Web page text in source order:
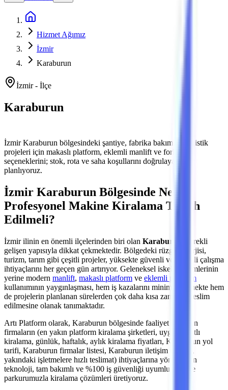
Hizmet Ağımız
İzmir
Karaburun
İzmir- İlçe
Karaburun
İzmir Karaburun bölgesindeki şantiye, fabrika bakımı ve lojistik
projeleri için makaslı platform, eklemli manlift ve forklift
seçeneklerini; stok, rota ve saha koşullarını doğrulayarak
planlıyoruz.
İzmir Karaburun Bölgesinde Neden
Profesyonel Makine Kiralama Tercih
Edilmeli?
İzmirilinin en önemli ilçelerinden biri olan Karaburun
, sürekli
gelişen yapısıyla dikkat çekmektedir. Bölgedeki rüzgar enerjisi,
turizm, tarım gibi çeşitli projeler, yüksekte güvenli ve verimli çalışma
ihtiyaçlarını her geçen gün artırıyor. Geleneksel iskele sistemlerinin
yerine modern manlift, makaslı platform ve eklemli platform
kullanımının yaygınlaşması, hem iş kazalarını minimize etmekte hem
de projelerin planlanan sürelerden çok daha kısa zamanda teslim
edilmesine olanak tanımaktadır.
Artı Platform olarak, Karaburun bölgesinde faaliyet gösteren
firmaların (en yakın platform kiralama şirketleri, uygun fiyatlı
kiralama, günlük, haftalık, aylık kiralama fiyatları, Karaburun yol
tarifi, Karaburun firmalar listesi, Karaburun iletişim rehberi,
yakındaki işletmelere hızlı teslimat) ihtiyaçlarına yönelik son
teknoloji, tam bakımlı ve %100 iş güvenliği uyumlu makine
parkurumuzla kiralama çözümleri üretiyoruz.